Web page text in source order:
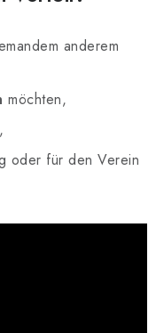
anderem
möchten,
oder für den Verein